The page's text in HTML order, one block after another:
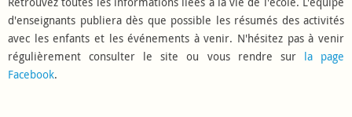
d'enseignants publiera dès que possible les résumés des activités
avec les enfants et les événements à venir. N'hésitez pas à venir
régulièrement consulter le site ou vous rendre sur la page
Facebook.